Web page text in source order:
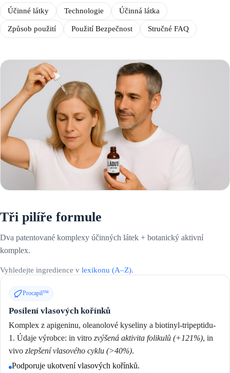
Účinné látky Technologie Účinná látka
Způsob použití Použití Bezpečnost Stručné FAQ
Tři pilíře formule
Dva patentované komplexy účinných látek + botanický aktivní
komplex.
Vyhledejte ingredience v lexikonu (A–Z).
Procapil™
Posílení vlasových kořínků
Komplex z apigeninu, oleanolové kyseliny a biotinyl-tripeptidu-
1. Údaje výrobce: in vitro zvýšená aktivita folikulů (+121%), in
vivo zlepšení vlasového cyklu (>40%).
Podporuje ukotvení vlasových kořínků.